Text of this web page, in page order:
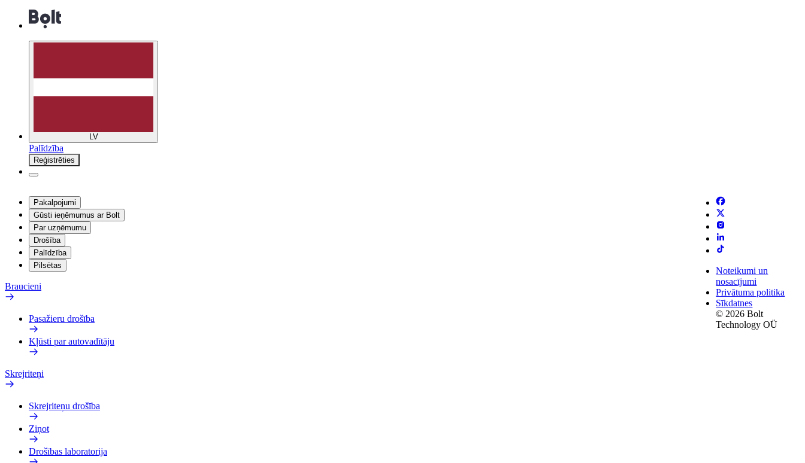
LV
Palīdzība
Reģistrēties
Pakalpojumi
Gūsti ieņēmumus ar Bolt
Par uzņēmumu
Drošība
Palīdzība
Pilsētas
Braucieni
Pasažieru drošība
Kļūsti par autovadītāju
Skrejriteņi
Skrejriteņu drošība
Ziņot
Drošības laboratorija
Noteikumi un
nosacījumi
Privātuma politika
Sīkdatnes
© 2026 Bolt
Technology OÜ